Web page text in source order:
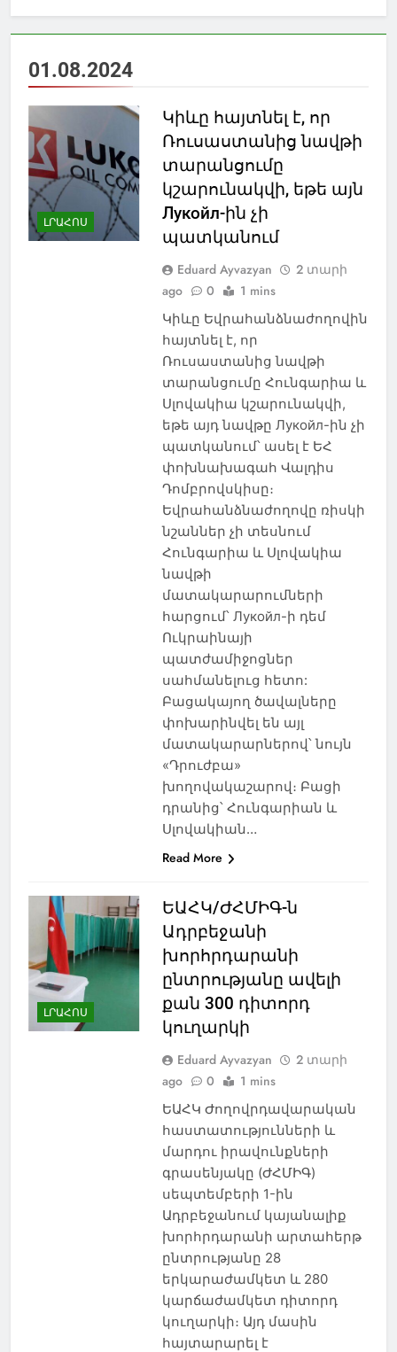
01.08.2024
ԼՐԱՀՈՍ
Կիևը հայտնել է, որ
Ռուսաստանից նավթի
տարանցումը
կշարունակվի, եթե այն
Лукойл-ին չի
պատկանում
Eduard Ayvazyan
2 տարի
ago
0 1 mins
Կիևը Եվրահանձնաժողովին
հայտնել է, որ
Ռուսաստանից նավթի
տարանցումը Հունգարիա և
Սլովակիա կշարունակվի,
եթե այդ նավթը Лукойл-ին չի
պատկանում՝ ասել է ԵՀ
փոխնախագահ Վալդիս
Դոմբրովսկիսը։
Եվրահանձնաժողովը ռիսկի
նշաններ չի տեսնում
Հունգարիա և Սլովակիա
նավթի
մատակարարումների
հարցում՝ Лукойл-ի դեմ
Ուկրաինայի
պատժամիջոցներ
սահմանելուց հետո:
Բացակայող ծավալները
փոխարինվել են այլ
մատակարարներով՝ նույն
«Դրուժբա»
խողովակաշարով։ Բացի
դրանից՝ Հունգարիան և
Սլովակիան…
Read More
ԼՐԱՀՈՍ
ԵԱՀԿ/ԺՀՄԻԳ-ն
Ադրբեջանի
խորհրդարանի
ընտրությանը ավելի
քան 300 դիտորդ
կուղարկի
Eduard Ayvazyan
2 տարի
ago
0 1 mins
ԵԱՀԿ Ժողովրդավարական
հաստատությունների և
մարդու իրավունքների
գրասենյակը (ԺՀՄԻԳ)
սեպտեմբերի 1-ին
Ադրբեջանում կայանալիք
խորհրդարանի արտահերթ
ընտրությանը 28
երկարաժամկետ և 280
կարճաժամկետ դիտորդ
կուղարկի։ Այդ մասին
հայտարարել է